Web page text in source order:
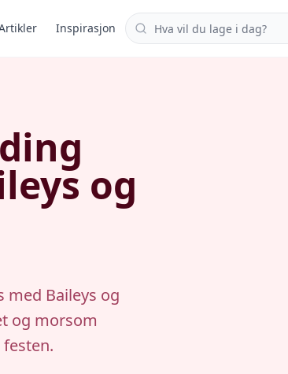
Inspirasjon Søk i oppskrifter
og
med Baileys og
og morsom